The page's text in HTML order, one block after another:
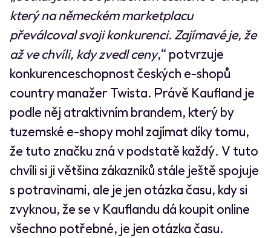
který na německém marketplacu
převálcoval svoji konkurenci. Zajímavé je, že
až ve chvíli, kdy zvedl ceny,“ potvrzuje
konkurenceschopnost českých e-shopů
country manažer Twista. Právě Kaufland je
podle něj atraktivním brandem, který by
tuzemské e-shopy mohl zajímat díky tomu,
že tuto značku zná v podstatě každý. V tuto
chvíli si ji většina zákazníků stále ještě spojuje
s potravinami, ale je jen otázka času, kdy si
zvyknou, že se v Kauflandu dá koupit online
všechno potřebné, je jen otázka času.